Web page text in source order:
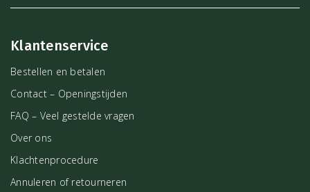
Klantenservice
Bestellen en betalen
Contact – Openingstijden
FAQ – Veel gestelde vragen
Over ons
Klachtenprocedure
Annuleren of retourneren